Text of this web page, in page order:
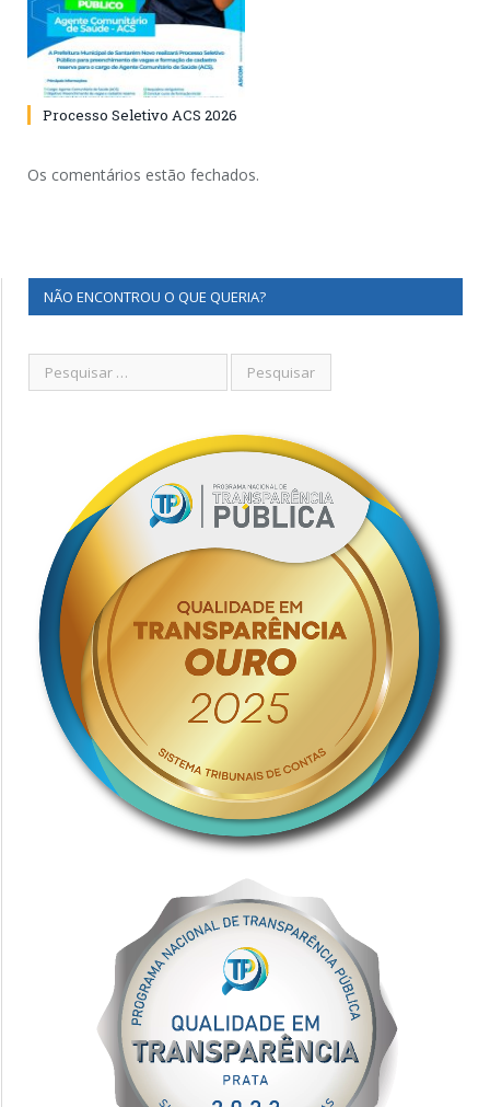
Processo Seletivo ACS 2026
Os comentários estão fechados.
NÃO ENCONTROU O QUE QUERIA?